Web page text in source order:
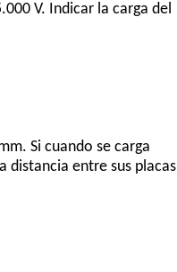
V. Indicar la carga del
Si cuando se carga
distancia entre sus placas